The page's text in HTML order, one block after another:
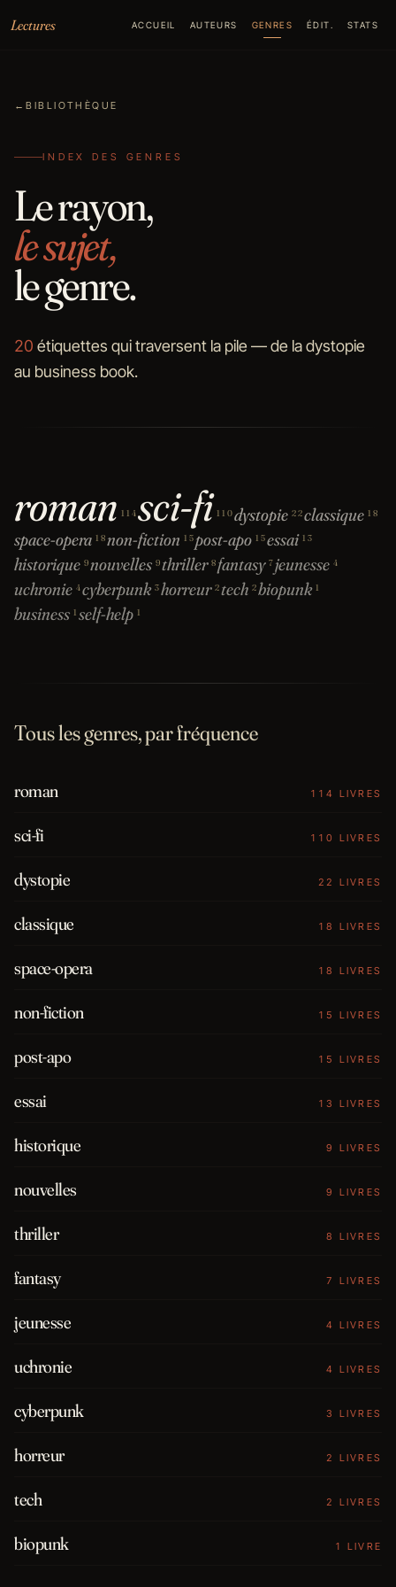
Lectures
ACCUEIL AUTEURS GENRES ÉDIT. STATS
←BIBLIOTHÈQUE
INDEX DES GENRES
Le rayon,
le sujet,
le genre.
20 étiquettes qui traversent la pile — de la dystopie
au business book.
roman 114sci-fi 110dystopie 22classique 18
space-opera 18non-fiction 15post-apo 15essai 13
historique 9nouvelles 9thriller 8fantasy 7jeunesse 4
uchronie 4cyberpunk 3horreur 2tech 2biopunk 1
business 1 self-help 1
Tous les genres, par fréquence
roman 114 LIVRES
sci-fi 110 LIVRES
dystopie 22 LIVRES
classique 18 LIVRES
space-opera 18 LIVRES
non-fiction 15 LIVRES
post-apo 15 LIVRES
essai 13 LIVRES
historique 9 LIVRES
nouvelles 9 LIVRES
thriller 8 LIVRES
fantasy 7 LIVRES
jeunesse 4 LIVRES
uchronie 4 LIVRES
cyberpunk 3 LIVRES
horreur 2 LIVRES
tech 2 LIVRES
biopunk 1 LIVRE